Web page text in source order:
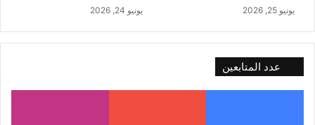
يونيو 25, 2026 يونيو 24, 2026
عدد المتابعين